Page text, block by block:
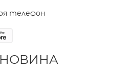
телефон